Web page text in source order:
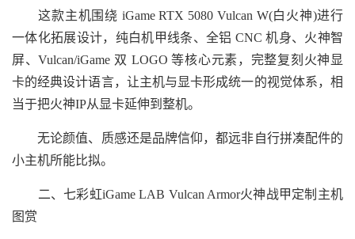
这款主机围绕 iGame RTX 5080 Vulcan W(白火神)进行
一体化拓展设计，纯白机甲线条、全铝 CNC 机身、火神智
屏、Vulcan/iGame 双 LOGO 等核心元素，完整复刻火神显
卡的经典设计语言，让主机与显卡形成统一的视觉体系，相
当于把火神IP从显卡延伸到整机。
无论颜值、质感还是品牌信仰，都远非自行拼凑配件的
小主机所能比拟。
二、七彩虹iGame LAB Vulcan Armor火神战甲定制主机
图赏